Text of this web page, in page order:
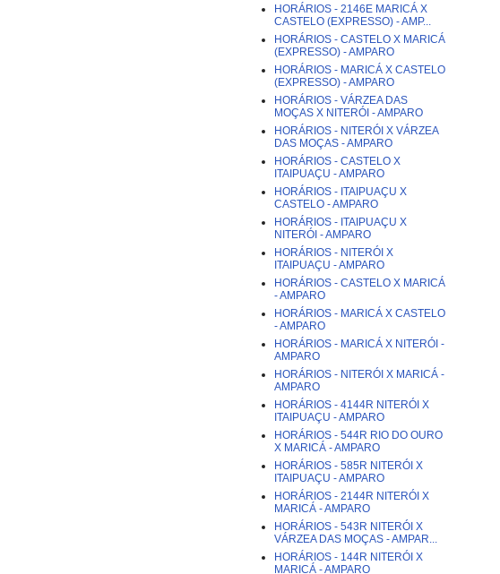
HORÁRIOS - 2146E MARICÁ X
CASTELO (EXPRESSO) - AMP...
HORÁRIOS - CASTELO X MARICÁ
(EXPRESSO) - AMPARO
HORÁRIOS - MARICÁ X CASTELO
(EXPRESSO) - AMPARO
HORÁRIOS - VÁRZEA DAS
MOÇAS X NITERÓI - AMPARO
HORÁRIOS - NITERÓI X VÁRZEA
DAS MOÇAS - AMPARO
HORÁRIOS - CASTELO X
ITAIPUAÇU - AMPARO
HORÁRIOS - ITAIPUAÇU X
CASTELO - AMPARO
HORÁRIOS - ITAIPUAÇU X
NITERÓI - AMPARO
HORÁRIOS - NITERÓI X
ITAIPUAÇU - AMPARO
HORÁRIOS - CASTELO X MARICÁ
- AMPARO
HORÁRIOS - MARICÁ X CASTELO
- AMPARO
HORÁRIOS - MARICÁ X NITERÓI -
AMPARO
HORÁRIOS - NITERÓI X MARICÁ -
AMPARO
HORÁRIOS - 4144R NITERÓI X
ITAIPUAÇU - AMPARO
HORÁRIOS - 544R RIO DO OURO
X MARICÁ - AMPARO
HORÁRIOS - 585R NITERÓI X
ITAIPUAÇU - AMPARO
HORÁRIOS - 2144R NITERÓI X
MARICÁ - AMPARO
HORÁRIOS - 543R NITERÓI X
VÁRZEA DAS MOÇAS - AMPAR...
HORÁRIOS - 144R NITERÓI X
MARICÁ - AMPARO